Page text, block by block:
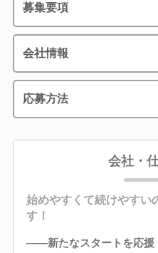
募集要項
会社情報
応募方法
会社・
始めやすくて続けやすい
す！
――新たなスタートを応援